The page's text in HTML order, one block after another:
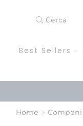
Cerca
Best Sellers
Home